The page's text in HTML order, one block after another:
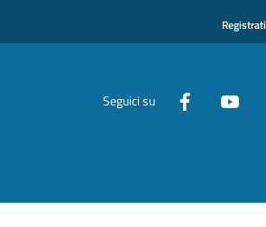
Registrati
Seguici su